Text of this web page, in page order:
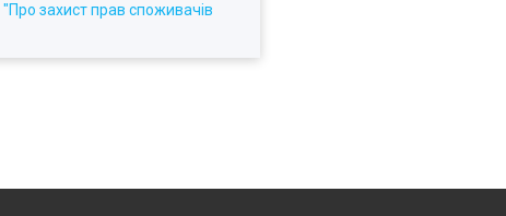
"Про захист прав споживачів